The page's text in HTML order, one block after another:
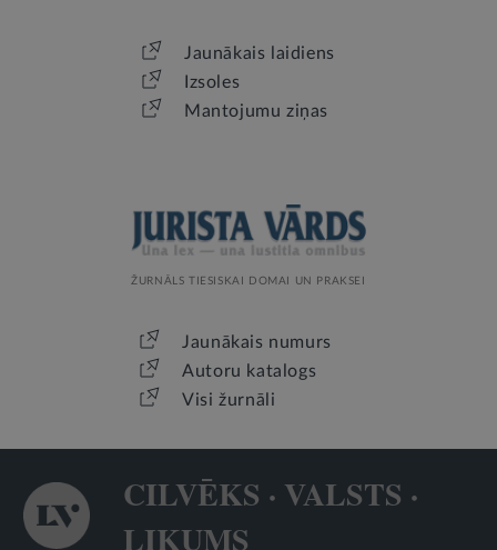
Jaunākais laidiens
Izsoles
Mantojumu ziņas
ŽURNĀLS TIESISKAI DOMAI UN PRAKSEI
Jaunākais numurs
Autoru katalogs
Visi žurnāli
CILVĒKS · VALSTS ·
LIKUMS